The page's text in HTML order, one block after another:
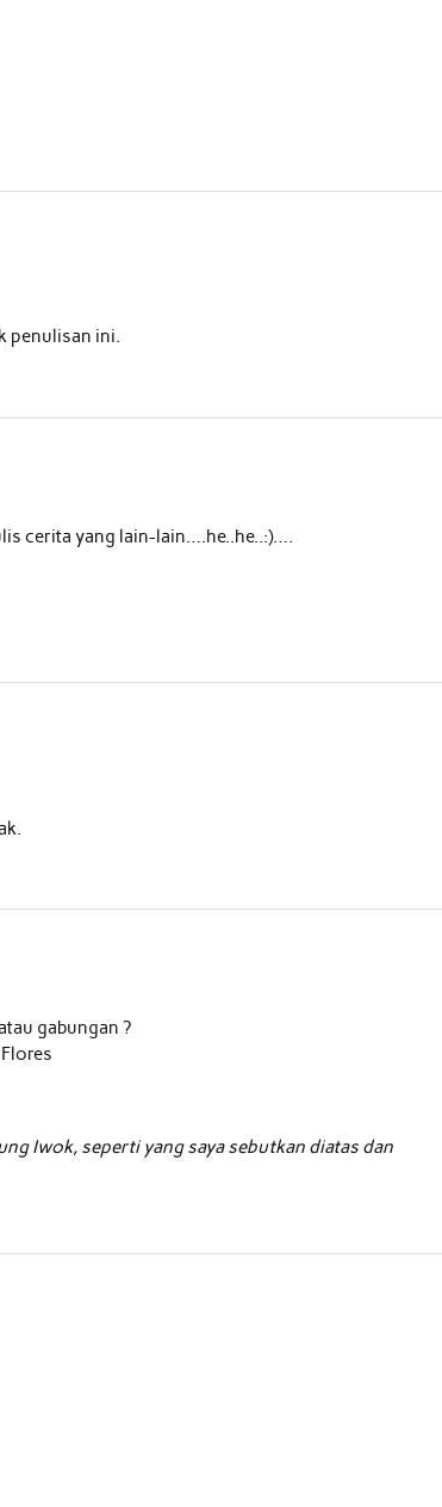
penulisan ini.
cerita yang lain-lain….he..he..:)….
gabungan ?
Iwok, seperti yang saya sebutkan diatas dan